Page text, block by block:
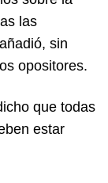
las
sin
opositores.
que todas
estar